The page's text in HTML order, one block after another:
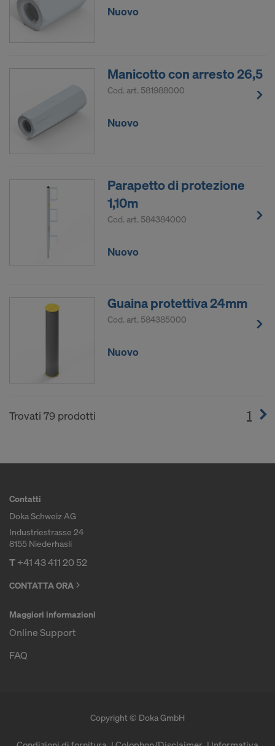
Nuovo
Manicotto con arresto 26,5
Cod. art. 581988000
Nuovo
Parapetto di protezione
1,10m
Cod. art. 584384000
Nuovo
Guaina protettiva 24mm
Cod. art. 584385000
Nuovo
Trovati 79 prodotti 1
Contatti
Doka Schweiz AG
Industriestrasse 24
8155 Niederhasli
T+41 43 411 20 52
CONTATTA ORA
Maggiori informazioni
Online Support
FAQ
Copyright © Doka GmbH